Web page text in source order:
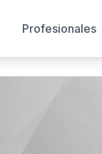
Profesionales